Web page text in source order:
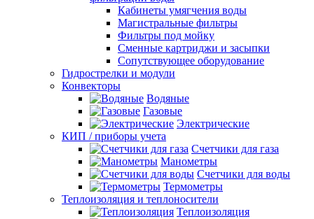
Кабинеты умягчения воды
Магистральные фильтры
Фильтры под мойку
Сменные картриджи и засыпки
Сопутствующее оборудование
Гидрострелки и модули
Конвекторы
Водяные
Газовые
Электрические
КИП / приборы учета
Счетчики для газа
Манометры
Счетчики для воды
Термометры
Теплоизоляция и теплоносители
Теплоизоляция